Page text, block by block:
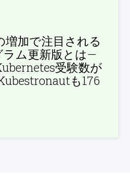
増加で注目される
ラム更新版とは—
受験数が
も176